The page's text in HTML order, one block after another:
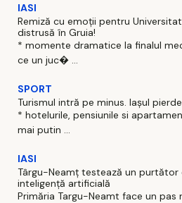
IASI
Remiză cu emoții pentru
distrusă în Gruia!
* momente dramatice la finalul
ce un juc� ...
SPORT
Turismul intră pe minus. Iașul
* hotelurile, pensiunile si
mai putin ...
IASI
Târgu-Neamț testează un
inteligență artificială
Primăria Targu-Neamt face un pas